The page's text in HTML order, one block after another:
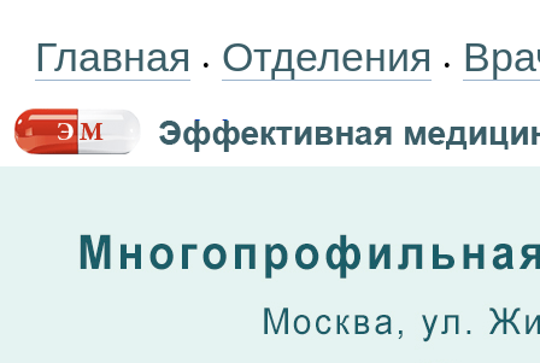
Главная • Отделения •